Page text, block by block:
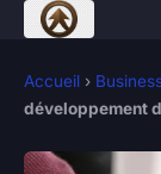
Accueil ›
développement